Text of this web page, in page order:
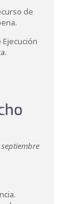
de
Ejecución